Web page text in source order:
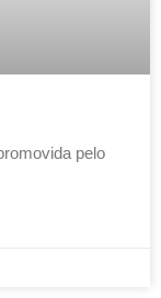
pelo